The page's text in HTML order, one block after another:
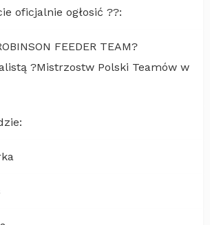
oficjalnie ogłosić ??:
FEEDER TEAM?
?Mistrzostw Polski Teamów w